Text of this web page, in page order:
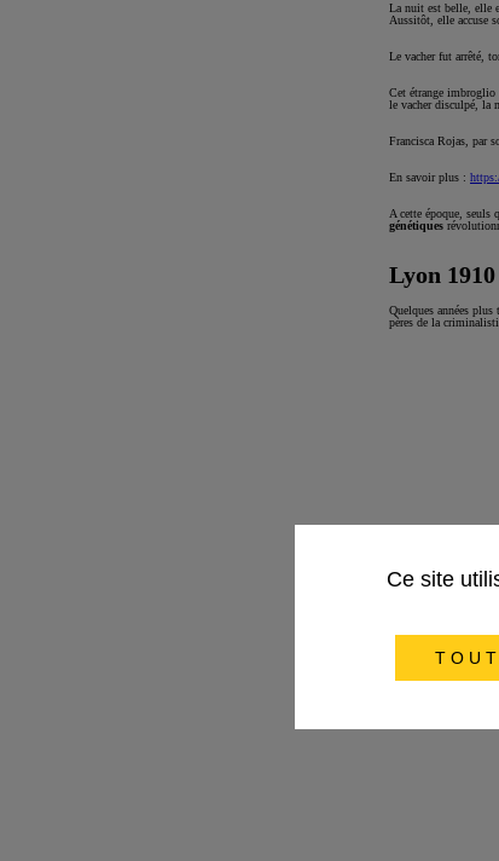
La nuit est belle, elle
Aussitôt, elle accuse
Le vacher fut arrêté,
Cet étrange imbroglio
le vacher disculpé, la
Francisca Rojas, par
En savoir plus :
A cette époque, seuls
génétiques
Lyon 1910
Quelques années
pères de la
Ce site